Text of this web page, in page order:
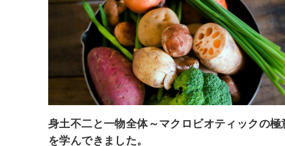
身土不二と一物全体～マクロビオティックの極
を学んできました。